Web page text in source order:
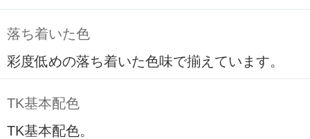
落ち着いた色
彩度低めの落ち着いた色味で揃えています。
TK基本配色
TK基本配色。